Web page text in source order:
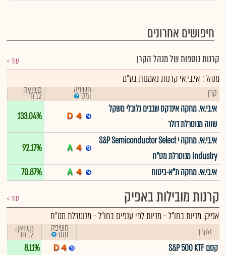
חיפושים אחרונים
קרנות נוספות של מנהל הקרן עוד
מנהל : אי.בי.אי קרנות נאמנות בע"מ
קרן חשיפה
ומס תשואה
12 ח'
אי.בי.אי. מחקה אינדקס שבבים גלובלי משקל
שווה מנוטרלת דולר
133.04%
אי.בי.אי. מחקה י S&P Semiconductor Select
Industry מנוטרלת מט"ח
92.17%
אי.בי.אי. מחקה ת"א-ביטוח
70.87%
קרנות מובילות באפיק עוד
אפיק:מניות בחו"ל-מניות לפי ענפים בחו"ל - מנוטרלת מט"ח
הקרן חשיפה
ומס תשואה
12 חד'
קסם S&P 500 KTF
8.11%